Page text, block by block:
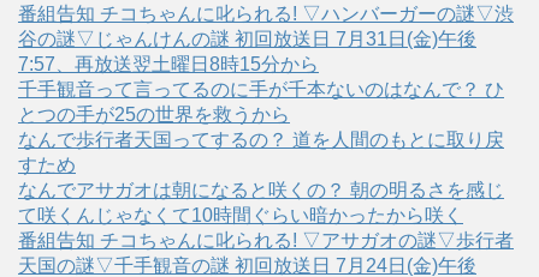
番組告知 チコちゃんに叱られる! ▽ハンバーガーの謎▽渋
谷の謎▽じゃんけんの謎 初回放送日 7月31日(金)午後
7:57、再放送翌土曜日8時15分から
千手観音って言ってるのに手が千本ないのはなんで？ ひ
とつの手が25の世界を救うから
なんで歩行者天国ってするの？ 道を人間のもとに取り戻
すため
なんでアサガオは朝になると咲くの？ 朝の明るさを感じ
て咲くんじゃなくて10時間ぐらい暗かったから咲く
番組告知 チコちゃんに叱られる! ▽アサガオの謎▽歩行者
天国の謎▽千手観音の謎 初回放送日 7月24日(金)午後